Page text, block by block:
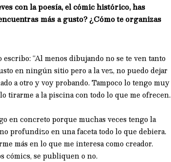
con la poesía, el cómic histórico, has
más a gusto? ¿Cómo te organizas
“Al menos dibujando no se te ven tanto
en ningún sitio pero a la vez, no puedo dejar
a otro y voy probando. Tampoco lo tengo muy
tirarme a la piscina con todo lo que me ofrecen.
en concreto porque muchas veces tengo la
profundizo en una faceta todo lo que debiera.
más en lo que me interesa como creador.
cómics, se publiquen o no.